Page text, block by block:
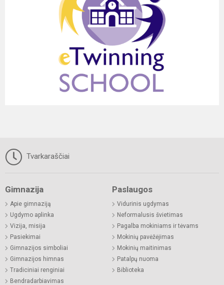
Tvarkaraščiai
Gimnazija
Apie gimnaziją
Ugdymo aplinka
Vizija, misija
Pasiekimai
Gimnazijos simboliai
Gimnazijos himnas
Tradiciniai renginiai
Bendradarbiavimas
Paslaugos
Vidurinis ugdymas
Neformalusis švietimas
Pagalba mokiniams ir tėvams
Mokinių pavėžėjimas
Mokinių maitinimas
Patalpų nuoma
Biblioteka